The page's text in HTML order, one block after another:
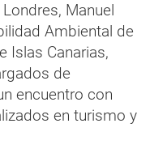
Manuel
Ambiental de
Islas Canarias,
de
encuentro con
en turismo y